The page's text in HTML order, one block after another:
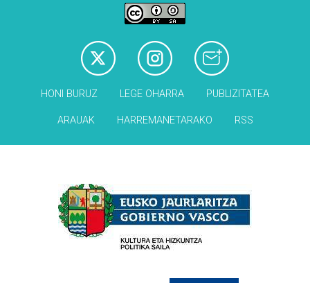
HONI BURUZ LEGE OHARRA PUBLIZITATEA
ARAUAK HARREMANETARAKO RSS